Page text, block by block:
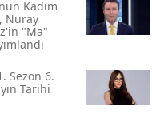
Kadim
Nuray
"ma"
Sezon 6.
Tarihi